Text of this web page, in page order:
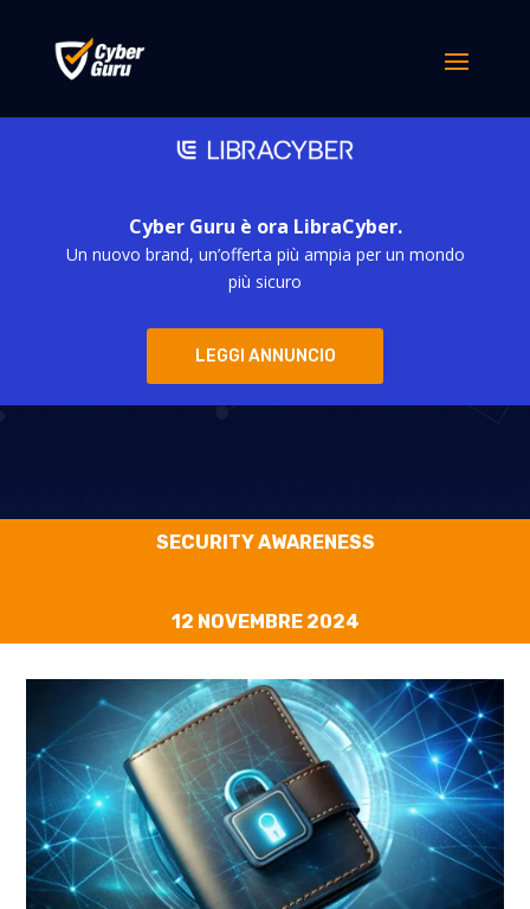
Cyber Guru è ora LibraCyber.
Un nuovo brand, un’offerta più ampia per un mondo
più sicuro
LEGGI ANNUNCIO
It Wallet, il
luccichìo e i tanti
lati oscuri…
SECURITY AWARENESS
12 NOVEMBRE 2024